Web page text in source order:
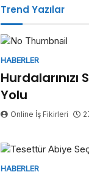
Trend Yazılar
HABERLER
Hurdalarınızı
Yolu
Online İş Fikirleri
HABERLER